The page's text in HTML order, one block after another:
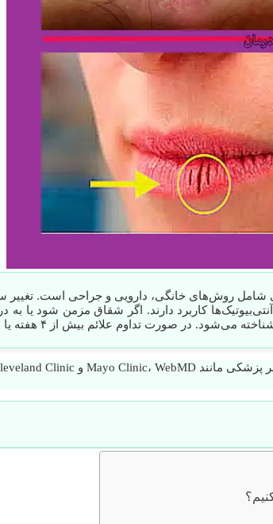
روش‌های خانگی، دارویی و جراحی است. تغییر
و آنتی‌بیوتیک‌ها کاربرد دارند. اگر شقاق مزمن شود
علائم بیش از ۴ هفته یا مشاهده خونریزی، مراجعه به پزشک ضروری است.